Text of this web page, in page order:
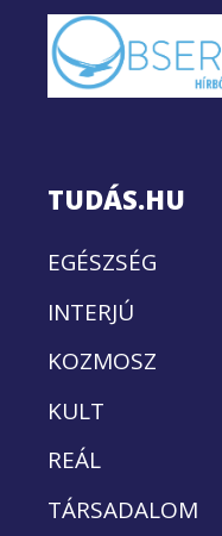
TUDÁS.HU
EGÉSZSÉG
INTERJÚ
KOZMOSZ
KULT
REÁL
TÁRSADALOM